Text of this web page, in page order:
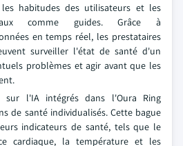
habitudes des utilisateurs et les
comme guides. Grâce à
en temps réel, les prestataires
surveiller l'état de santé d'un
problèmes et agir avant que les
sur l'IA intégrés dans l'Oura Ring
de santé individualisés. Cette bague
indicateurs de santé, tels que le
cardiaque, la température et les